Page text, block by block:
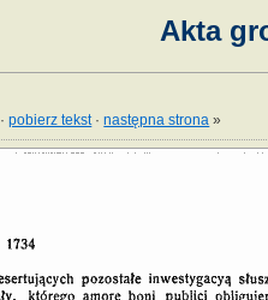
Akta
·pobierz tekst·następna strona »